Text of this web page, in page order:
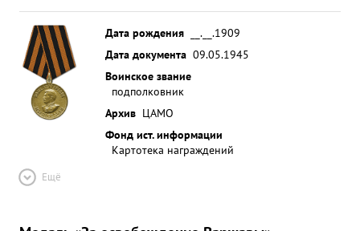
Дата рождения
__.__.1909
Дата документа 09.05.1945
Воинское звание
подполковник
Архив ЦАМО
Фонд ист. информации
Картотека награждений
Ещё